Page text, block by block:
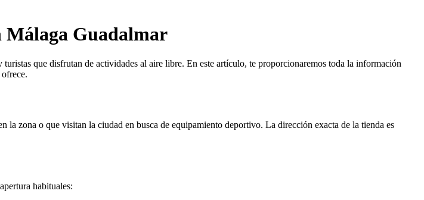
Málaga Guadalmar
que disfrutan de actividades al aire libre. En este artículo, te proporcionaremos toda la información
zona o que visitan la ciudad en busca de equipamiento deportivo. La dirección exacta de la tienda es
habituales: